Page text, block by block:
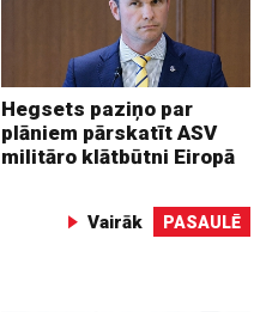
Hegsets paziņo par
plāniem pārskatīt ASV
militāro klātbūtni Eiropā
Vairāk PASAULĒ